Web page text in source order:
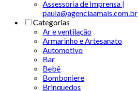
Assessoria de Imprensa |
paula@agenciaamais.com.br
Categorias
Ar e ventilação
Armarinho e Artesanato
Automotivo
Bar
Bebê
Bomboniere
Brinquedos